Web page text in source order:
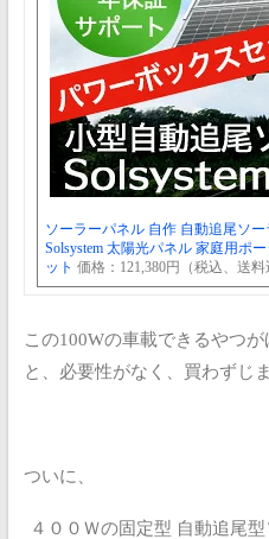
ソーラーパネル 自作 自動追尾ソ
Solsystem 太陽光パネル 家庭用ポ
ット 価格：121,380円（税込、送料
この100Wの車載できるやつが
と、必要性がなく、買わずじ
ついに、
４００Ｗの固定型 自動追尾型